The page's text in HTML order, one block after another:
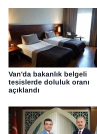
Van'da bakanlık belgeli
tesislerde doluluk oranı
açıklandı